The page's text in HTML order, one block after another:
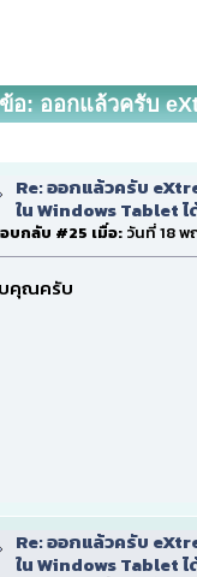
: ออกแล้วครับ
Re: ออกแล้วครับ
ใน Windows Tablet
บกลับ #25 เมื่อ: วันที่ 18 พ
คุณครับ
Re: ออกแล้วครับ
ใน Windows Tablet